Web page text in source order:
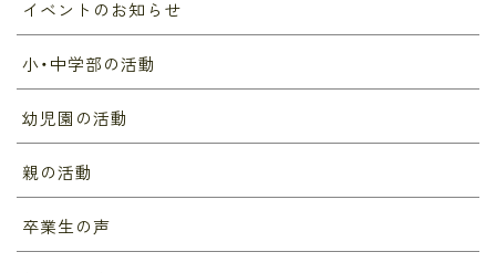
イベントのお知らせ
小・中学部の活動
幼児園の活動
親の活動
卒業生の声